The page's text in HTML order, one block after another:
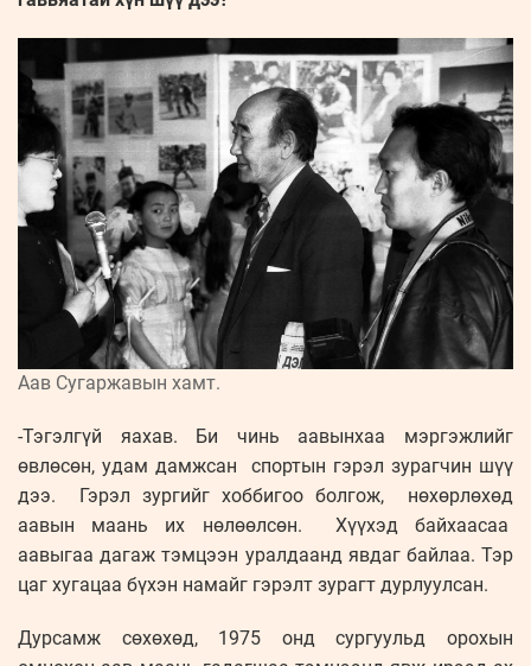
Аав Сугаржавын хамт.
-Тэгэлгүй яахав. Би чинь аавынхаа мэргэжлийг
өвлөсөн, удам дамжсан спортын гэрэл зурагчин шүү
дээ. Гэрэл зургийг хоббигоо болгож, нөхөрлөхөд
аавын маань их нөлөөлсөн. Хүүхэд байхаасаа
аавыгаа дагаж тэмцээн уралдаанд явдаг байлаа. Тэр
цаг хугацаа бүхэн намайг гэрэлт зурагт дурлуулсан.
Дурсамж сөхөхөд, 1975 онд сургуульд орохын